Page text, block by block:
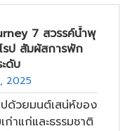
7 สวรรค์น้ำพุ
รป สัมผัสการพัก
ดับ
2025
ปด้วยมนต์เสน่ห์ของ
ก่าแก่และธรรมชาติ